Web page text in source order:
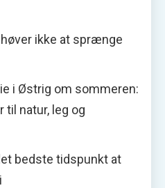
ikke at sprænge
i Østrig om sommeren:
til natur, leg og
bedste tidspunkt at